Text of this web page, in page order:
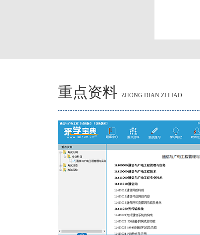
重点资料 ZHONG DIAN ZI LIAO